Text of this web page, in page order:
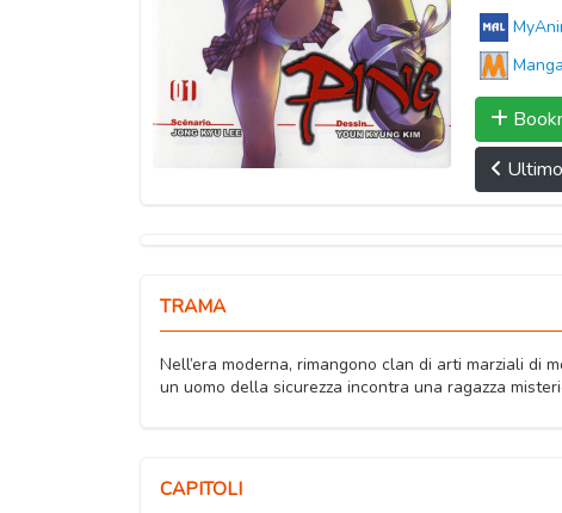
TRAMA
Nell’era moderna, rimangono clan di arti marziali di
un uomo della sicurezza incontra una ragazza
CAPITOLI